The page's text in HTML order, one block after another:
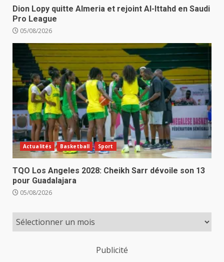
Dion Lopy quitte Almeria et rejoint Al-Ittahd en Saudi
Pro League
05/08/2026
Actualités Basketball Sport
TQO Los Angeles 2028: Cheikh Sarr dévoile son 13
pour Guadalajara
05/08/2026
Publicité